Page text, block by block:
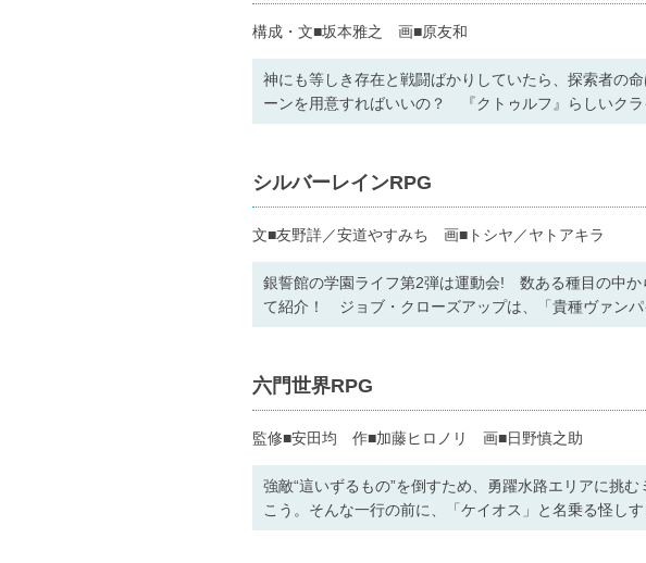
構成・文■坂本雅之 画■原友和
神にも等しき存在と戦闘ばかりしていたら、探索者の
ーンを用意すればいいの？ 『クトゥルフ』らしいクラ
シルバーレインRPG
文■友野詳／安道やすみち 画■トシヤ／ヤトアキラ
銀誓館の学園ライフ第2弾は運動会! 数ある種目の中か
て紹介！ ジョブ・クローズアップは、「貴種ヴァンパ
六門世界RPG
監修■安田均 作■加藤ヒロノリ 画■日野慎之助
強敵“這いずるもの”を倒すため、勇躍水路エリアに
こう。そんな一行の前に、「ケイオス」と名乗る怪しす